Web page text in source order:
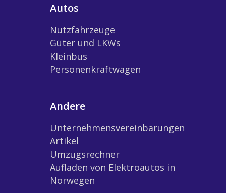
Autos
Nutzfahrzeuge
Güter und LKWs
Kleinbus
Personenkraftwagen
Andere
Unternehmensvereinbarungen
Artikel
Umzugsrechner
Aufladen von Elektroautos in
Norwegen